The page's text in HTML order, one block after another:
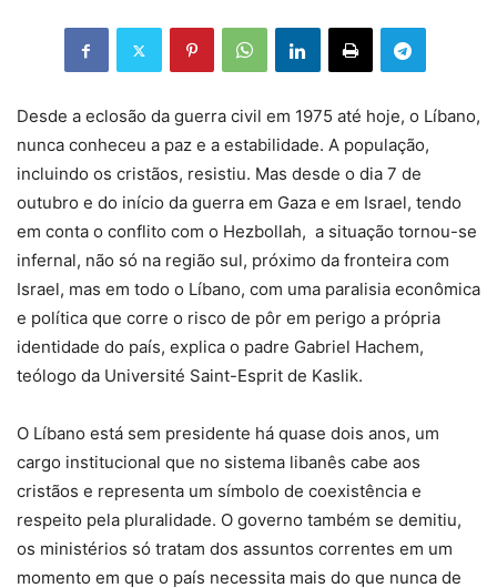
Desde a eclosão da guerra civil em 1975 até hoje, o Líbano,
nunca conheceu a paz e a estabilidade. A população,
incluindo os cristãos, resistiu. Mas desde o dia 7 de
outubro e do início da guerra em Gaza e em Israel, tendo
em conta o conflito com o Hezbollah, a situação tornou-se
infernal, não só na região sul, próximo da fronteira com
Israel, mas em todo o Líbano, com uma paralisia econômica
e política que corre o risco de pôr em perigo a própria
identidade do país, explica o padre Gabriel Hachem,
teólogo da Université Saint-Esprit de Kaslik.
O Líbano está sem presidente há quase dois anos, um
cargo institucional que no sistema libanês cabe aos
cristãos e representa um símbolo de coexistência e
respeito pela pluralidade. O governo também se demitiu,
os ministérios só tratam dos assuntos correntes em um
momento em que o país necessita mais do que nunca de